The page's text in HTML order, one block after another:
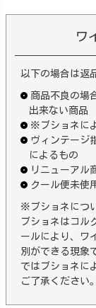
ワ
以下の場合は返
商品不良の場
出来ない商品
※ブショネに
ヴィンテージ
によるもの
リニューアル
クール便未使
※ブショネにつ
ブショネはコル
ールにより、ワ
別ができる現象
ではブショネに
ご了承ください。